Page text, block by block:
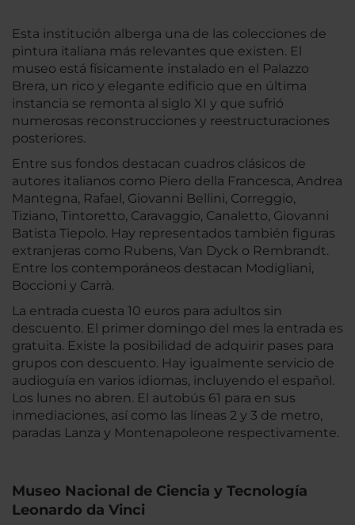
Esta institución alberga una de las colecciones de
pintura italiana más relevantes que existen. El
museo está físicamente instalado en el Palazzo
Brera, un rico y elegante edificio que en última
instancia se remonta al siglo XI y que sufrió
numerosas reconstrucciones y reestructuraciones
posteriores.
Entre sus fondos destacan cuadros clásicos de
autores italianos como Piero della Francesca, Andrea
Mantegna, Rafael, Giovanni Bellini, Correggio,
Tiziano, Tintoretto, Caravaggio, Canaletto, Giovanni
Batista Tiepolo. Hay representados también figuras
extranjeras como Rubens, Van Dyck o Rembrandt.
Entre los contemporáneos destacan Modigliani,
Boccioni y Carrà.
La entrada cuesta 10 euros para adultos sin
descuento. El primer domingo del mes la entrada es
gratuita. Existe la posibilidad de adquirir pases para
grupos con descuento. Hay igualmente servicio de
audioguía en varios idiomas, incluyendo el español.
Los lunes no abren. El autobús 61 para en sus
inmediaciones, así como las líneas 2 y 3 de metro,
paradas Lanza y Montenapoleone respectivamente.
Museo Nacional de Ciencia y Tecnología
Leonardo da Vinci